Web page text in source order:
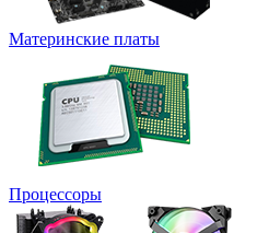
Материнские платы
Процессоры